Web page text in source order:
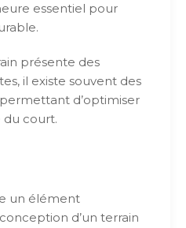
essentiel pour
présente des
il existe souvent des
d’optimiser
du court.
un élément
d’un terrain